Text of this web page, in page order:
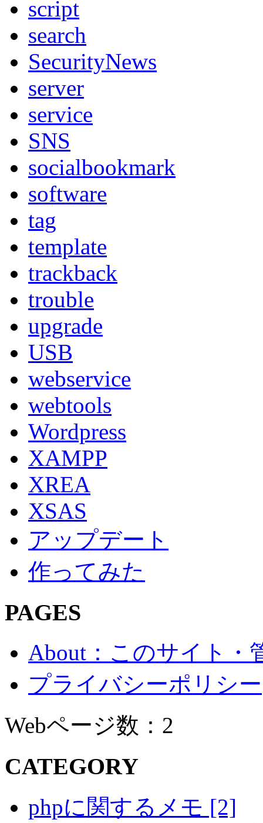
script
search
SecurityNews
server
service
SNS
socialbookmark
software
tag
template
trackback
trouble
upgrade
USB
webservice
webtools
Wordpress
XAMPP
XREA
XSAS
アップデート
作ってみた
PAGES
About：このサイト・
プライバシーポリシー
Webページ数：2
CATEGORY
phpに関するメモ [2]